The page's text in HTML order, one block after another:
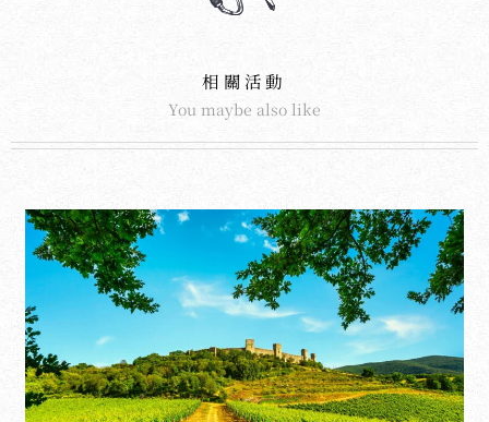
相關活動
You maybe also like